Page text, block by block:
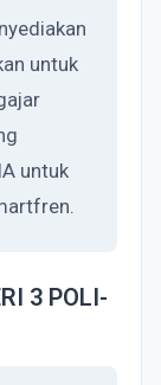
untuk
untuk
3 POLI-